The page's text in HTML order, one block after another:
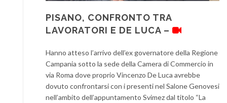
PISANO, CONFRONTO TRA
LAVORATORI E DE LUCA –
Hanno atteso l’arrivo dell’ex governatore della Regione
Campania sotto la sede della Camera di Commercio in
via Roma dove proprio Vincenzo De Luca avrebbe
dovuto confrontarsi con i presenti nel Salone Genovesi
nell’ambito dell’appuntamento Svimez dal titolo “La